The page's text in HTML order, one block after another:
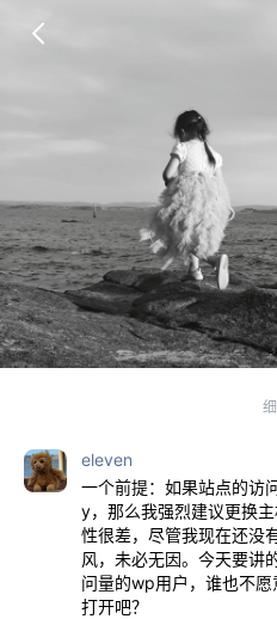
eleven
一个前提：如果站点的访
y，那么我强烈建议更换
性很差，尽管我现在还没
风，未必无因。今天要讲
问量的wp用户，谁也不
打开吧？